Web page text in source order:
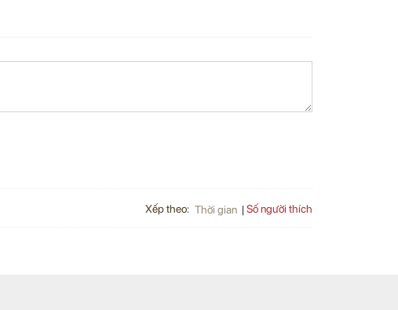
Xếp theo: Thời gian Số người thích